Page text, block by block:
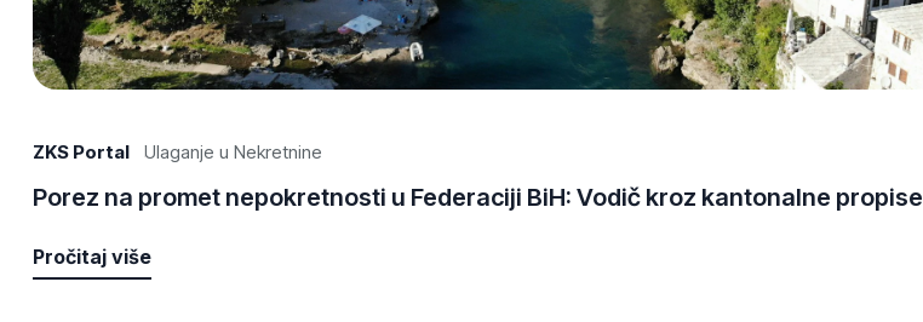
ZKS Portal Ulaganje u Nekretnine
Porez na promet nepokretnosti u Federaciji BiH: Vodič kroz kantonalne propise
Pročitaj više